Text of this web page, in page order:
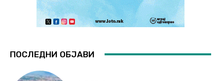
ПОСЛЕДНИ ОБЈАВИ